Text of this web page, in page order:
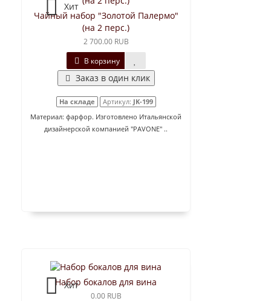
Хит
Чайный набор "Золотой Палермо"
(на 2 перс.)
2 700.00 RUB
В корзину
Заказ в один клик
На складе Артикул: JK-199
Материал: фарфор. Изготовлено Итальянской
дизайнерской компанией "PAVONE" ..
Хит
Набор бокалов для вина
0.00 RUB